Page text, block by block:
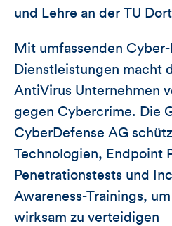
und Lehre an der TU
Mit umfassenden
Dienstleistungen macht
AntiVirus Unternehmen
gegen Cybercrime. Die
CyberDefense AG
Technologien, Endpoint
Penetrationstests und
Awareness-Trainings,
wirksam zu verteidigen